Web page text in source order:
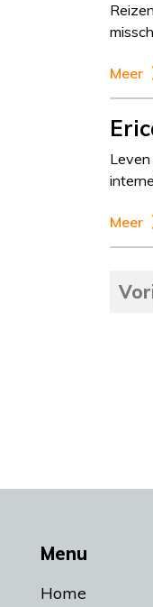
Meer
Meer
Menu
Home